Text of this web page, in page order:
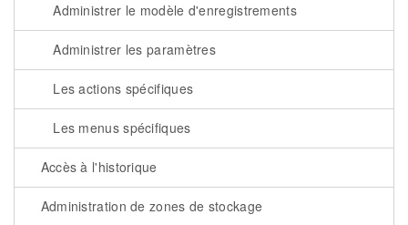
Administrer le modèle d'enregistrements
Administrer les paramètres
Les actions spécifiques
Les menus spécifiques
Accès à l'historique
Administration de zones de stockage